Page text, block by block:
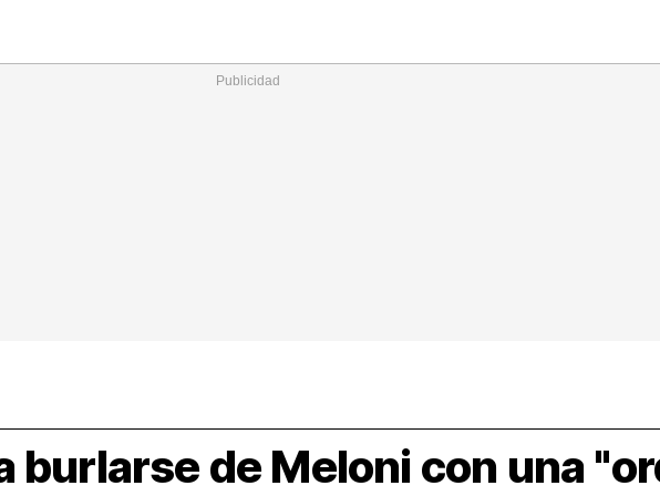
Nacional
burlarse de Meloni con una